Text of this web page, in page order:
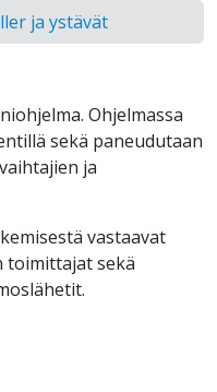
ja ystävät
Ohjelmassa
sekä paneudutaan
ja
vastaavat
toimittajat sekä